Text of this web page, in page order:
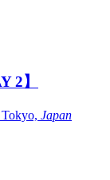
2】
Japan